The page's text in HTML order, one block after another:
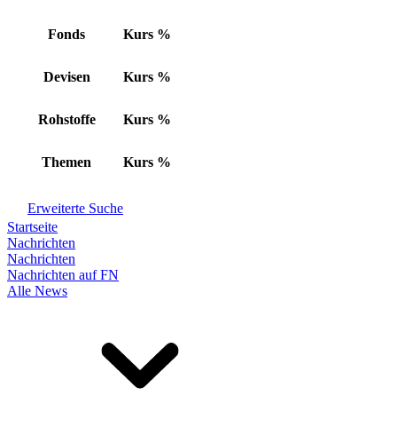
Fonds Kurs %
Devisen Kurs %
Rohstoffe Kurs %
Themen Kurs %
Erweiterte Suche
Startseite
Nachrichten
Nachrichten
Nachrichten auf FN
Alle News